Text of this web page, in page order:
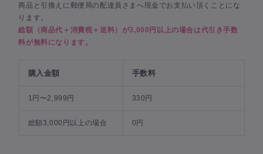
商品と引換えに郵便局の配達員さまへ現金でお支払い頂くことにな
ります。
総額（商品代＋消費税＋送料）が3,000円以上の場合は代引き手数
料が無料になります。
購入金額 手数料
1円〜2,999円 330円
総額3,000円以上の場合 0円